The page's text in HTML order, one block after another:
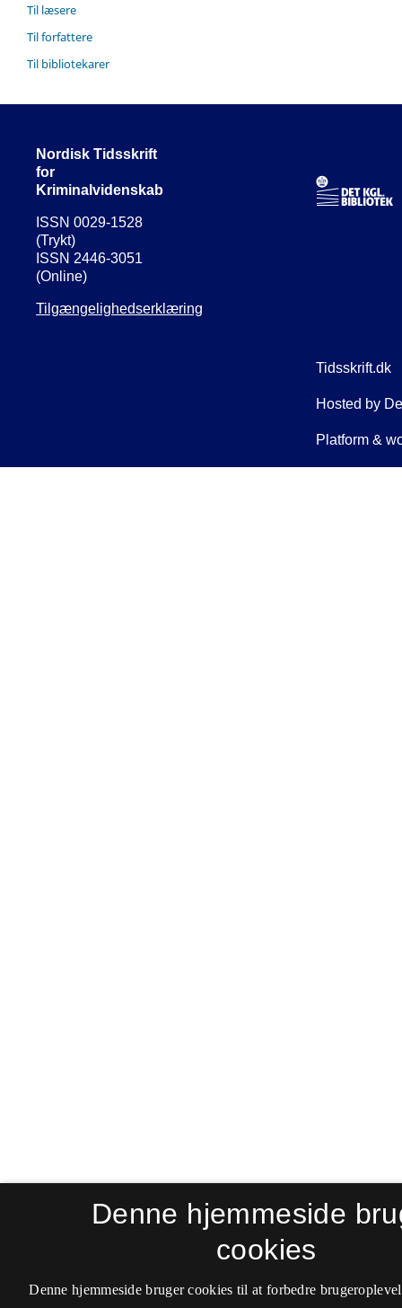
Til læsere
Til forfattere
Til bibliotekarer
Nordisk Tidsskrift
for
Kriminalvidenskab
ISSN 0029-1528
(Trykt)
ISSN 2446-3051
(Online)
Tilgængelighedserklæring
Denne hjemmeside
cookies
Denne hjemmeside bruger cookies til at forbedre